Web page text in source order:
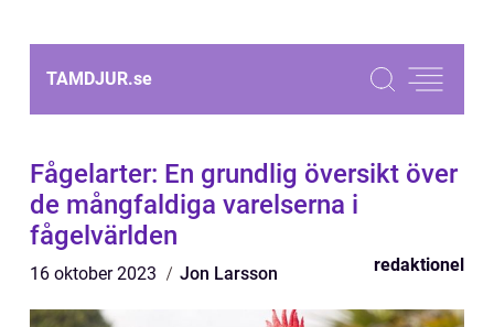
TAMDJUR.se
Fågelarter: En grundlig översikt över
de mångfaldiga varelserna i
fågelvärlden
16 oktober 2023 Jon Larsson redaktionel